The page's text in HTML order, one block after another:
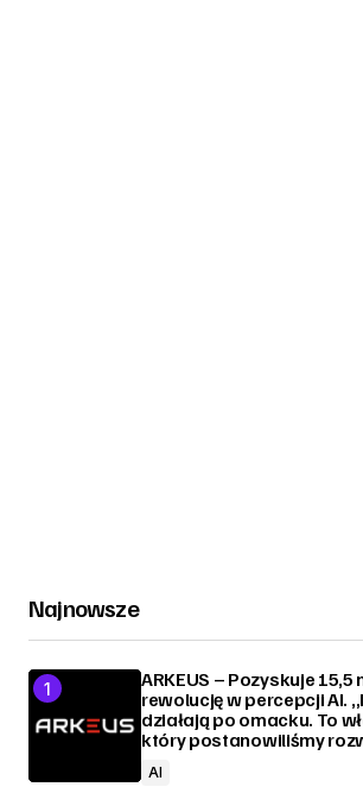
Najnowsze
ARKEUS – Pozyskuje 15,5
rewolucję w percepcji AI.
działają po omacku. To
który postanowiliśmy
AI